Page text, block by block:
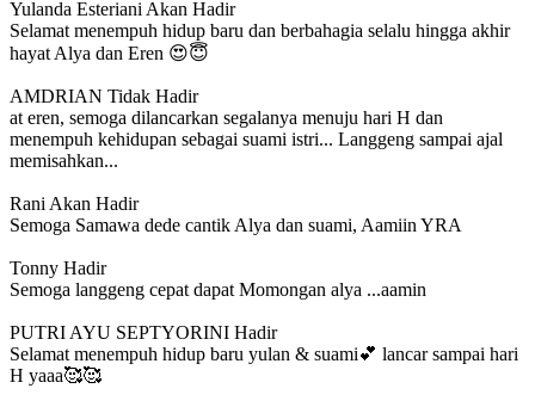
Yulanda Esteriani Akan Hadir
Selamat menempuh hidup baru dan berbahagia selalu hingga akhir
hayat Alya dan Eren 😍😇
AMDRIAN Tidak Hadir
at eren, semoga dilancarkan segalanya menuju hari H dan
menempuh kehidupan sebagai suami istri... Langgeng sampai ajal
memisahkan...
Rani Akan Hadir
Semoga Samawa dede cantik Alya dan suami, Aamiin YRA
Tonny Hadir
Semoga langgeng cepat dapat Momongan alya ...aamin
PUTRI AYU SEPTYORINI Hadir
Selamat menempuh hidup baru yulan & suami💕 lancar sampai hari
H yaaa🥰🥰